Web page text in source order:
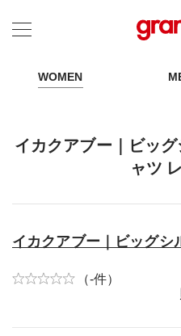
カテゴリーから探す
WOMEN
イカクアブー｜ビッ
ャツ
イカクアブー｜ビッグシ
（-件）